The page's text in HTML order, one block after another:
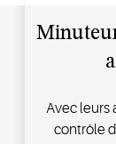
Avec leurs
contrôle